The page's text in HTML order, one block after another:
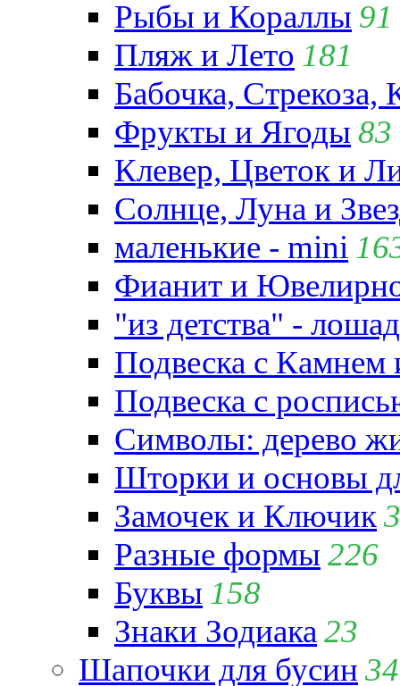
Рыбы и Кораллы 91
Пляж и Лето 181
Бабочка,
Фрукты и Ягоды 83
Клевер, Цветок и
Солнце, Луна и
маленькие - mini
Фианит и
"из детства" -
Подвеска с
Подвеска с
Символы: дерево
Шторки и основы
Замочек и Ключик
Разные формы 226
Буквы 158
Знаки Зодиака 23
Шапочки для бусин 34